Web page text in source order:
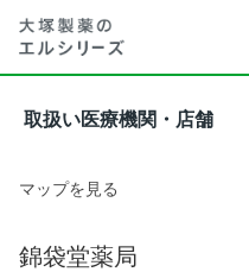
取扱い医療機関・店舗
マップを見る
錦袋堂薬局